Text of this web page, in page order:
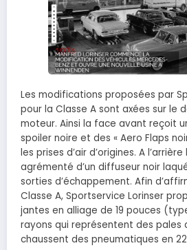
Les modifications proposées par
pour la Classe A sont axées sur le
moteur. Ainsi la face avant reçoit
spoiler noire et des « Aero Flaps
les prises d’air d’origines. A
agrémenté d’un diffuseur noir
sorties d’échappement. Afin
Classe A, Sportservice Lorinser
jantes en alliage de 19 pouces
rayons qui représentent des pales
chaussent des pneumatiques en